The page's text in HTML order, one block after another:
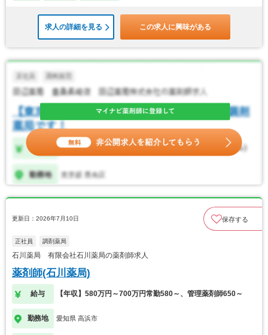
求人の詳細を見る この求人に興味がある
更新日：2026年7月10日 保存する
正社員 調剤薬局
石川薬局 有限会社石川薬局の薬剤師求人
薬剤師(石川薬局)
給与 【年収】580万円～700万円常勤580～、管理薬剤師650～
勤務地 愛知県 高浜市